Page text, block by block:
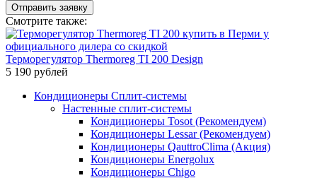
Отправить заявку
Смотрите также:
Терморегулятор Thermoreg TI 200 Design
5 190 рублей
Кондиционеры Сплит-системы
Настенные сплит-системы
Кондиционеры Tosot (Рекомендуем)
Кондиционеры Lessar (Рекомендуем)
Кондиционеры QauttroClima (Акция)
Кондиционеры Energolux
Кондиционеры Chigo